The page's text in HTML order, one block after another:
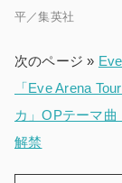
平／集英社
次のページ »
「Eve Arena
カ」OPテーマ
解禁